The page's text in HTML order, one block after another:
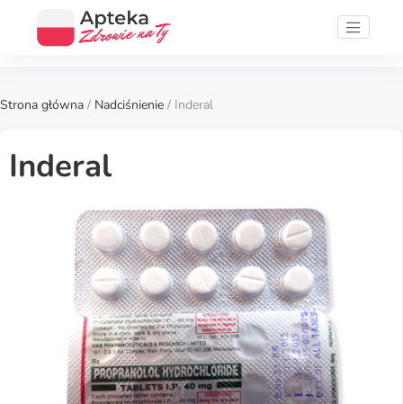
Strona główna / Nadciśnienie / Inderal
Inderal